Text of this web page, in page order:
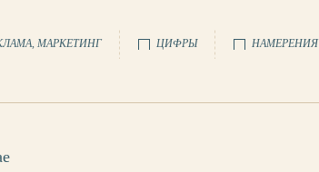
МАРКЕТИНГ ЦИФРЫ НАМЕРЕНИЯ